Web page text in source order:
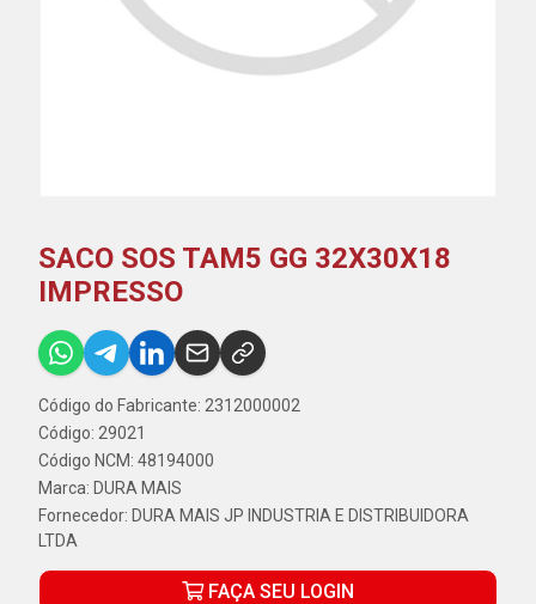
SACO SOS TAM5 GG 32X30X18
IMPRESSO
Código do Fabricante: 2312000002
Código: 29021
Código NCM: 48194000
Marca: DURA MAIS
Fornecedor: DURA MAIS JP INDUSTRIA E DISTRIBUIDORA
LTDA
FAÇA SEU LOGIN